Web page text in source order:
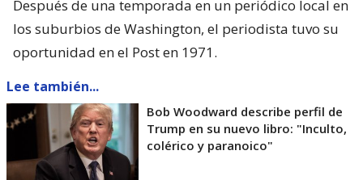
Después de una temporada en un periódico local en
los suburbios de Washington, el periodista tuvo su
oportunidad en el Post en 1971.
Lee también...
Bob Woodward describe perfil de
Trump en su nuevo libro: "Inculto,
colérico y paranoico"